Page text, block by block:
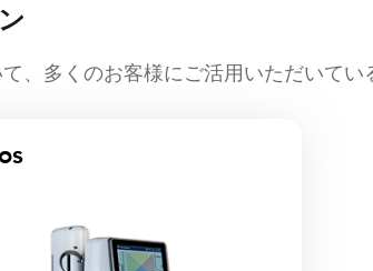
、多くのお客様にご活用いただいてい